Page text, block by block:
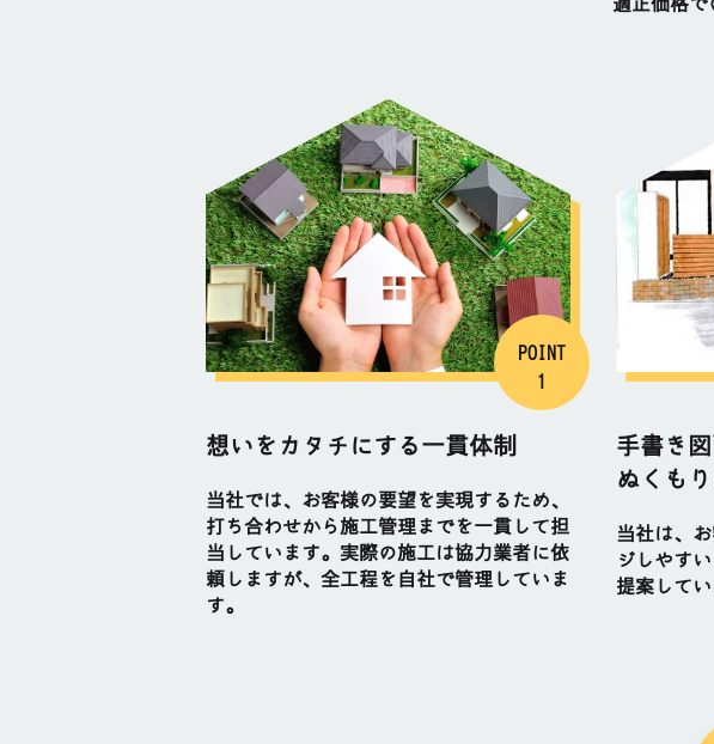
POINT
1
想いをカタチにする一貫体制
当社では、お客様の要望を実現するため、
打ち合わせから施工管理までを一貫して担
当しています。実際の施工は協力業者に依
頼しますが、全工程を自社で管理していま
す。
手書き
ぬくも
当社は、
ジしやす
提案してい